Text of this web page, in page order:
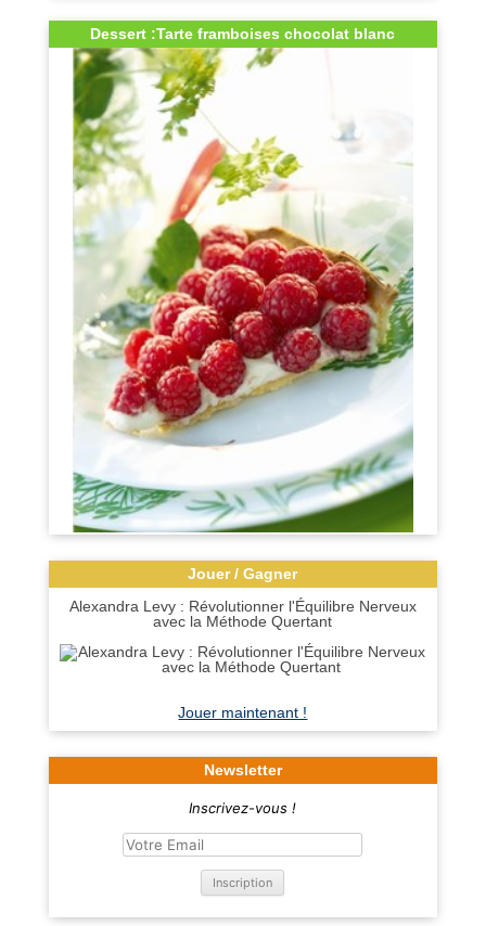
Dessert :Tarte framboises chocolat blanc
Jouer / Gagner
Alexandra Levy : Révolutionner l'Équilibre Nerveux
avec la Méthode Quertant
Jouer maintenant !
Newsletter
Inscrivez-vous !